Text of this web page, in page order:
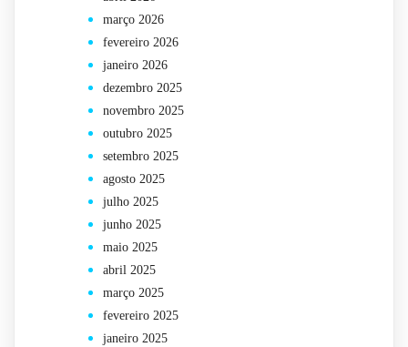
março 2026
fevereiro 2026
janeiro 2026
dezembro 2025
novembro 2025
outubro 2025
setembro 2025
agosto 2025
julho 2025
junho 2025
maio 2025
abril 2025
março 2025
fevereiro 2025
janeiro 2025